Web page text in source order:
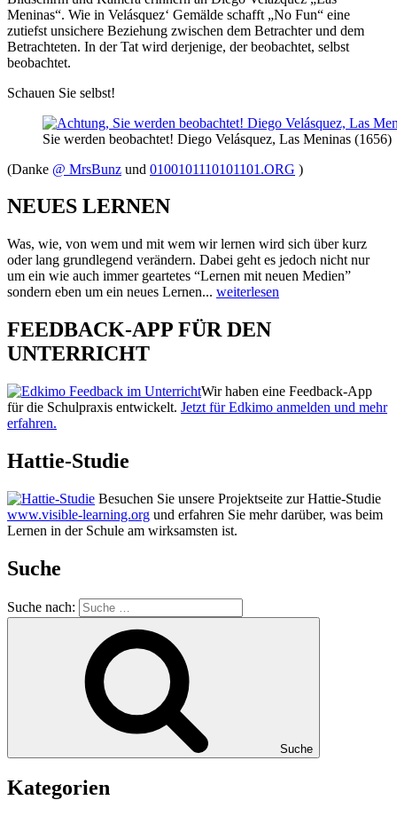
Meninas“. Wie in Velásquez‘ Gemälde schafft „No Fun“ eine
zutiefst unsichere Beziehung zwischen dem Betrachter und dem
Betrachteten. In der Tat wird derjenige, der beobachtet, selbst
beobachtet.
Schauen Sie selbst!
Sie werden beobachtet! Diego Velásquez, Las Meninas (1656)
(Danke @ MrsBunz und 0100101110101101.ORG )
NEUES LERNEN
Was, wie, von wem und mit wem wir lernen wird sich über kurz
oder lang grundlegend verändern. Dabei geht es jedoch nicht nur
um ein wie auch immer geartetes “Lernen mit neuen Medien”
sondern eben um ein neues Lernen... weiterlesen
FEEDBACK-APP FÜR DEN
UNTERRICHT
Wir haben eine Feedback-App
für die Schulpraxis entwickelt. Jetzt für Edkimo anmelden und mehr
erfahren.
Hattie-Studie
Besuchen Sie unsere Projektseite zur Hattie-Studie
www.visible-learning.org und erfahren Sie mehr darüber, was beim
Lernen in der Schule am wirksamsten ist.
Suche
Suche nach:
Suche
Kategorien